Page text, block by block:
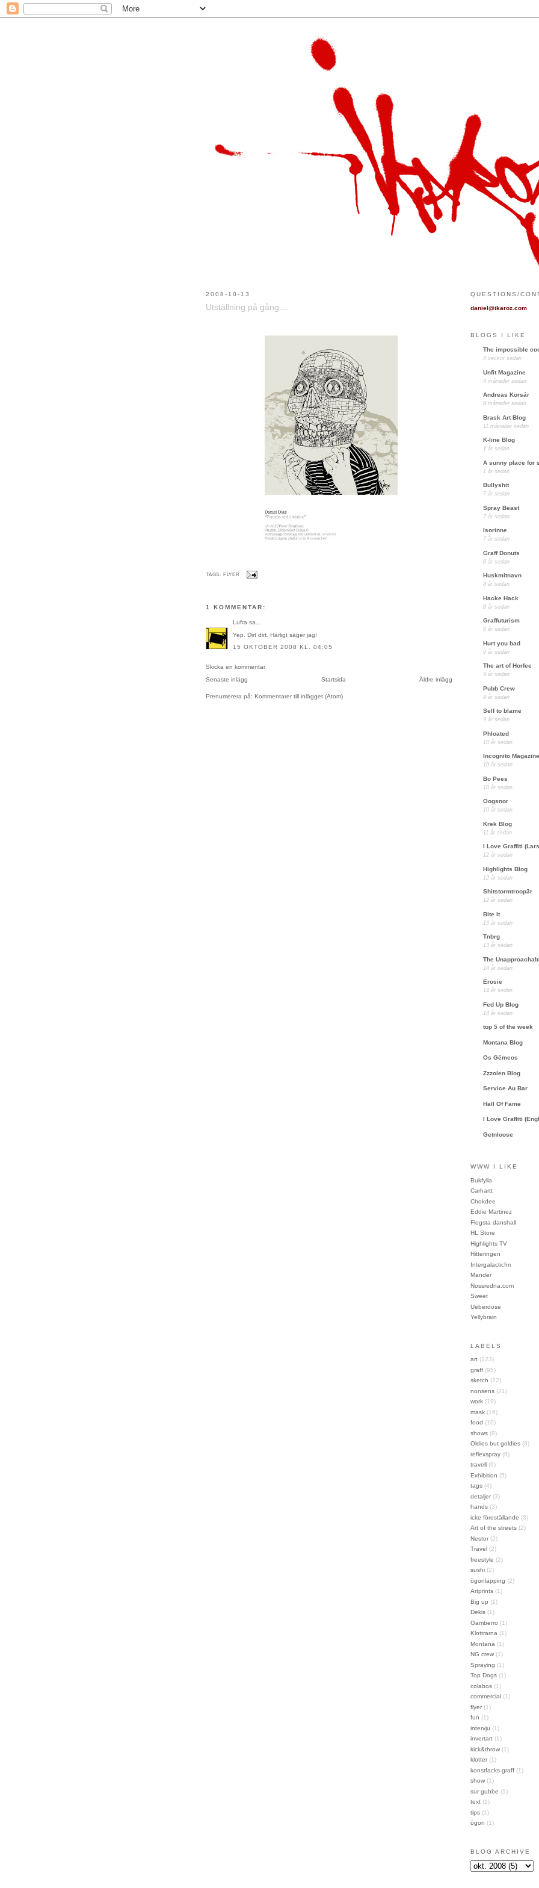
2008-10-13
Utställning på gång....
TAGS: FLYER
1 KOMMENTAR:
Lufra sa...
Yep. Dirt dirt. Härligt säger jag!
15 OKTOBER 2008 KL. 04:05
Skicka en kommentar
Senaste inlägg
Äldre inlägg
Startsida
Prenumerera på: Kommentarer till inlägget (Atom)
QUESTIONS/
daniel@ikaroz.com
BLOGS I LIKE
The impossible
4 veckor sedan
Unfit Magazine
4 månader sedan
Andreas Korsár
8 månader sedan
Brask Art Blog
11 månader sedan
K-line Blog
1 år sedan
A sunny place for
1 år sedan
Bullyshit
7 år sedan
Spray Beast
7 år sedan
Isorinne
7 år sedan
Graff Donuts
8 år sedan
Huskmitnavn
8 år sedan
Hacke Hack
8 år sedan
Graffuturism
8 år sedan
Hurt you bad
9 år sedan
The art of Horfee
9 år sedan
Pubb Crew
9 år sedan
Self to blame
9 år sedan
Phloated
10 år sedan
Incognito Magazine
10 år sedan
Bo Pees
10 år sedan
Oogsnor
10 år sedan
Krek Blog
11 år sedan
I Love Graffiti
12 år sedan
Highlights Blog
12 år sedan
Shitstormtroop3r
12 år sedan
Bite It
13 år sedan
Tnbrg
13 år sedan
The
14 år sedan
Erosie
14 år sedan
Fed Up Blog
14 år sedan
top 5 of the week
Montana Blog
Os Gêmeos
Zzzolen Blog
Service Au Bar
Hall Of Fame
I Love Graffiti
Getnloose
WWW I LIKE
Bukfylla
Carhartt
Chokdee
Eddie Martinez
Flogsta danshall
HL Store
Highlights TV
Hitteringen
Intergalacticfm
Mander
Nossredna.com
Sweet
Ueberdose
Yellybrain
LABELS
art (123)
graff (95)
sketch (22)
nonsens (21)
work (19)
mask (16)
food (10)
shows (9)
Oldies but goldies (8)
reflexspray (6)
travell (6)
Exhibition (5)
tags (4)
detaljer (3)
hands (3)
icke föreställande (3)
Art of the streets (2)
Nestor (2)
Travel (2)
freestyle (2)
sushi (2)
ögonläpping (2)
Artprints (1)
Big up (1)
Dekis (1)
Gamberro (1)
Klottrarna (1)
Montana (1)
NG crew (1)
Spraying (1)
Top Dogs (1)
colabos (1)
commercial (1)
flyer (1)
fun (1)
intervju (1)
invertart (1)
kick&throw (1)
klotter (1)
konstfacks graff (1)
show (1)
sur gubbe (1)
text (1)
tips (1)
ögon (1)
BLOG ARCHIVE